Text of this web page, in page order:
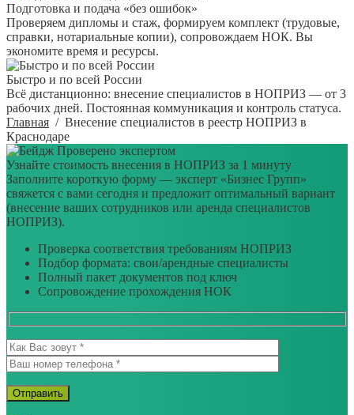
Подготовка и подача «без ошибок»
Проверяем дипломы и стаж, формируем комплект (трудовые,
справки, нотариальные копии), сопровождаем НОК. Вы
экономите время и ресурсы.
Быстро и по всей России
Всё дистанционно: внесение специалистов в НОПРИЗ — от 3
рабочих дней. Постоянная коммуникация и контроль статуса.
Главная / Внесение специалистов в реестр НОПРИЗ в
Краснодаре
Проверено экспертом
Узнайте стоимость внесения в НОПРИЗ за 1 минуту
Заполните короткую форму — эксперт «Бизнес Групп»
свяжется с вами сегодня и предложит оптимальный вариант
(внесение ваших сотрудников или аренда специалистов
НОПРИЗ).
Проверка соответствия требованиям НОПРИЗ
Подбор формата: свои/арендные специалисты
Полный пакет документов под ключ
Сопровождение прохождения НОК